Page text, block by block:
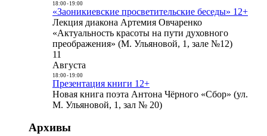
18:00- 19:00
«Заоникиевские просветительские беседы» 12+
Лекция диакона Артемия Овчаренко
«Актуальность красоты на пути духовного
преображения» (М. Ульяновой, 1, зале №12)
11
Августа
18:00- 19:00
Презентация книги 12+
Новая книга поэта Антона Чёрного «Сбор» (ул.
М. Ульяновой, 1, зал № 20)
Архивы